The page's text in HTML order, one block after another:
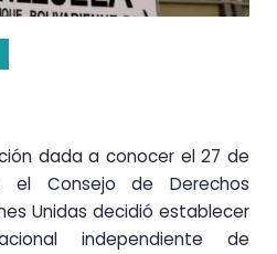
dada a conocer el 27 de
el Consejo de Derechos
Unidas decidió establecer
independiente de